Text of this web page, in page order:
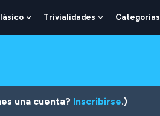
Show
Submenu
Trivialidades
Show
Submenu
Categorías
una cuenta? Inscribirse.)